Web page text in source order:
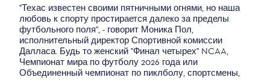
"Техас известен своими пятничными огнями, но наша
любовь к спорту простирается далеко за пределы
футбольного поля", - говорит Моника Пол,
исполнительный директор Спортивной комиссии
Далласа. Будь то женский "Финал четырех" NCAA,
Чемпионат мира по футболу 2026 года или
Объединенный чемпионат по пиклболу, спортсмены,